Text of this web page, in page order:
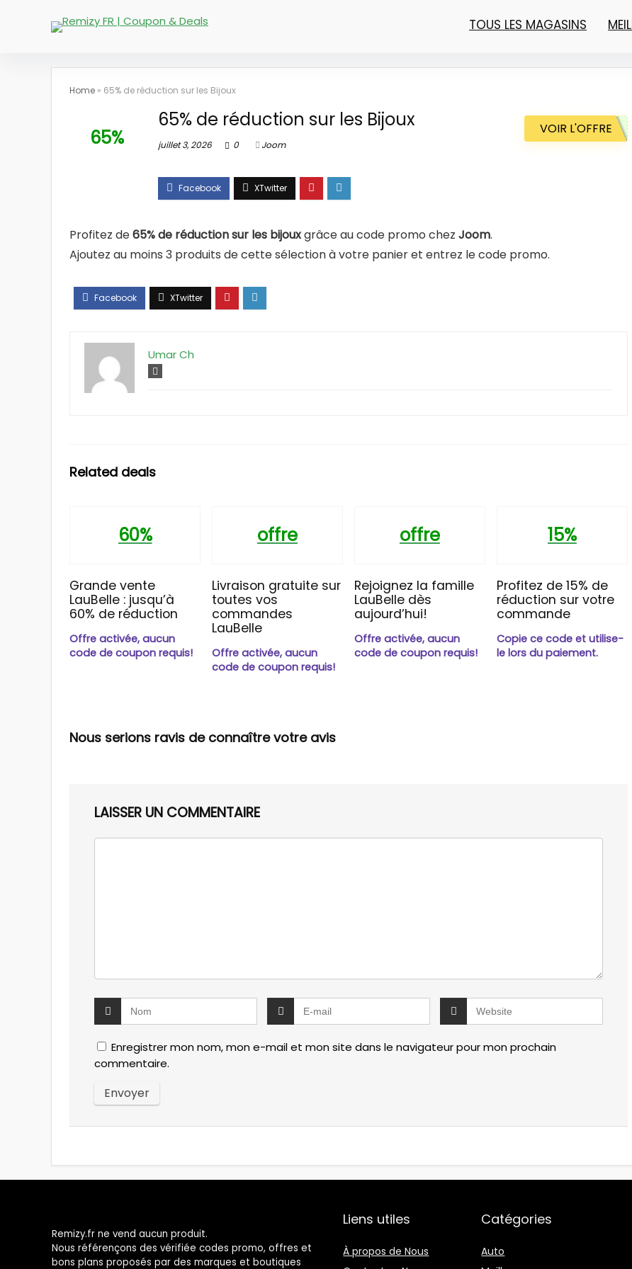
TOUS LES MAGASINS
Home » 65% de réduction sur les Bijoux
65%
65% de réduction sur les Bijoux
juillet 3, 2026 0 Joom
VOIR L'OFFRE
Profitez de65% de réduction sur les bijouxgrâce au code promo chez Joom.
Ajoutez au moins 3 produits de cette sélection à votre panier et entrez le code promo.
Umar Ch
Related deals
60%
Grande vente
LauBelle : jusqu’à
60% de réduction
Offre activée, aucun
code de coupon requis!
offre
Livraison gratuite sur
toutes vos
commandes
LauBelle
Offre activée, aucun
code de coupon requis!
offre
Rejoignez la famille
LauBelle dès
aujourd’hui!
Offre activée, aucun
code de coupon requis!
15%
Profitez de 15% de
réduction sur votre
commande
Copie ce code et utilise-
le lors du paiement.
Nous serions ravis de connaître votre avis
LAISSER UN COMMENTAIRE
Enregistrer mon nom, mon e-mail et mon site dans le navigateur pour mon prochain
commentaire.
Remizy.fr ne vend aucun produit.
Nous référençons des vérifiée codes promo, offres et
bons plans proposés par des marques et boutiques
Liens utiles
À propos de Nous
Catégories
Auto